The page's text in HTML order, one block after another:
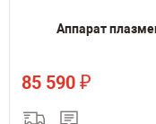
Аппарат
85 590 ₽